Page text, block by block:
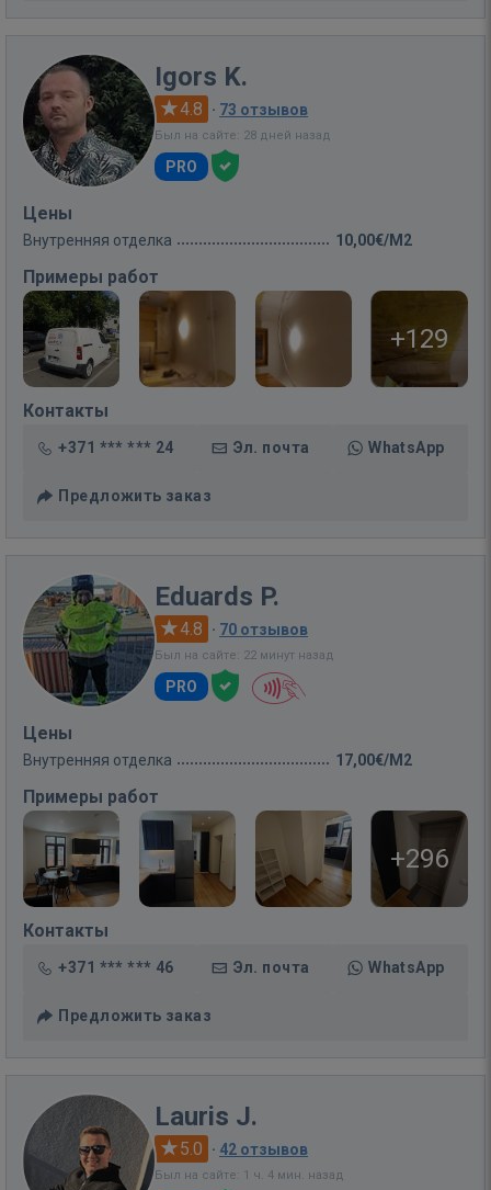
Igors K.
4.8 · 73 отзывов
Был на сайте: 28 дней назад
PRO
Цены
Внутренняя отделка 10,00€/M2
Примеры работ
+129
Контакты
+371 *** *** 24 Эл. почта WhatsApp
Предложить заказ
Eduards P.
4.8 · 70 отзывов
Был на сайте: 22 минут назад
PRO
Цены
Внутренняя отделка 17,00€/M2
Примеры работ
+296
Контакты
+371 *** *** 46 Эл. почта WhatsApp
Предложить заказ
Lauris J.
5.0 · 42 отзывов
Был на сайте: 1 ч. 4 мин. назад